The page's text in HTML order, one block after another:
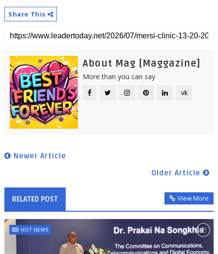
Share This
About Mag [Maggazine]
More than you can say
vk
Newer Article
Older Article
RELATED POST View More
HOT NEWS